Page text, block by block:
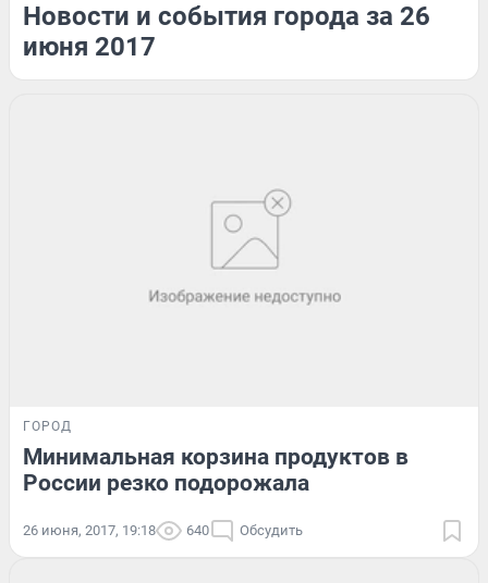
Новости и события города за 26
июня 2017
ГОРОД
Минимальная корзина продуктов в
России резко подорожала
26 июня, 2017, 19:18 640 Обсудить